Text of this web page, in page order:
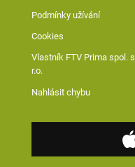
Podmínky užívání
Cookies
Vlastník FTV Prima spol. s
r.o.
Nahlásit chybu